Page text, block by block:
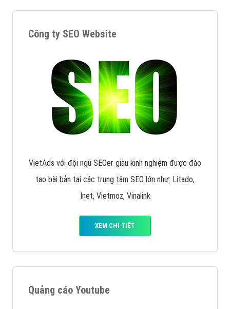
Công ty SEO Website
VietAds với đội ngũ SEOer giàu kinh nghiệm được đào
tạo bài bản tại các trung tâm SEO lớn như: Litado,
Inet, Vietmoz, Vinalink
XEM CHI TIẾT
Quảng cáo Youtube